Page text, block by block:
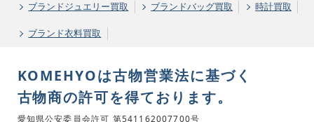
ブランドジュエリー買取 ブランドバッグ買取 時計買取
ブランド衣料買取
KOMEHYOは古物営業法に基づく
古物商の許可を得ております。
愛知県公安委員会許可 第541162007700号